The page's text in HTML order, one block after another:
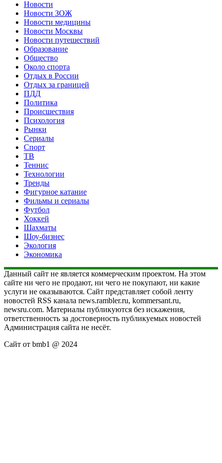
Новости
Новости ЗОЖ
Новости медицины
Новости Москвы
Новости путешествий
Образование
Общество
Около спорта
Отдых в России
Отдых за границей
ПДД
Политика
Происшествия
Психология
Рынки
Сериалы
Спорт
ТВ
Теннис
Технологии
Тренды
Фигурное катание
Фильмы и сериалы
Футбол
Хоккей
Шахматы
Шоу-бизнес
Экология
Экономика
Данный сайт не является коммерческим проектом. На этом
сайте ни чего не продают, ни чего не покупают, ни какие
услуги не оказываются. Сайт представляет собой ленту
новостей RSS канала news.rambler.ru, kommersant.ru,
newsru.com. Материалы публикуются без искажения,
ответственность за достоверность публикуемых новостей
Администрация сайта не несёт.
Сайт от bmb1 @ 2024